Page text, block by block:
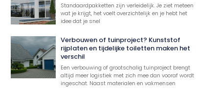
Standaardpakketten zijn verleidelijk. Je ziet meteen
wat je krijgt, het voelt overzichtelijk en je hebt het
idee dat je snel
Verbouwen of tuinproject? Kunststof
rijplaten en tijdelijke toiletten maken het
verschil
Een verbouwing of grootschalig tuinproject brengt
altijd meer logistiek met zich mee dan vooraf wordt
ingeschat. Naast materialen en vakmensen